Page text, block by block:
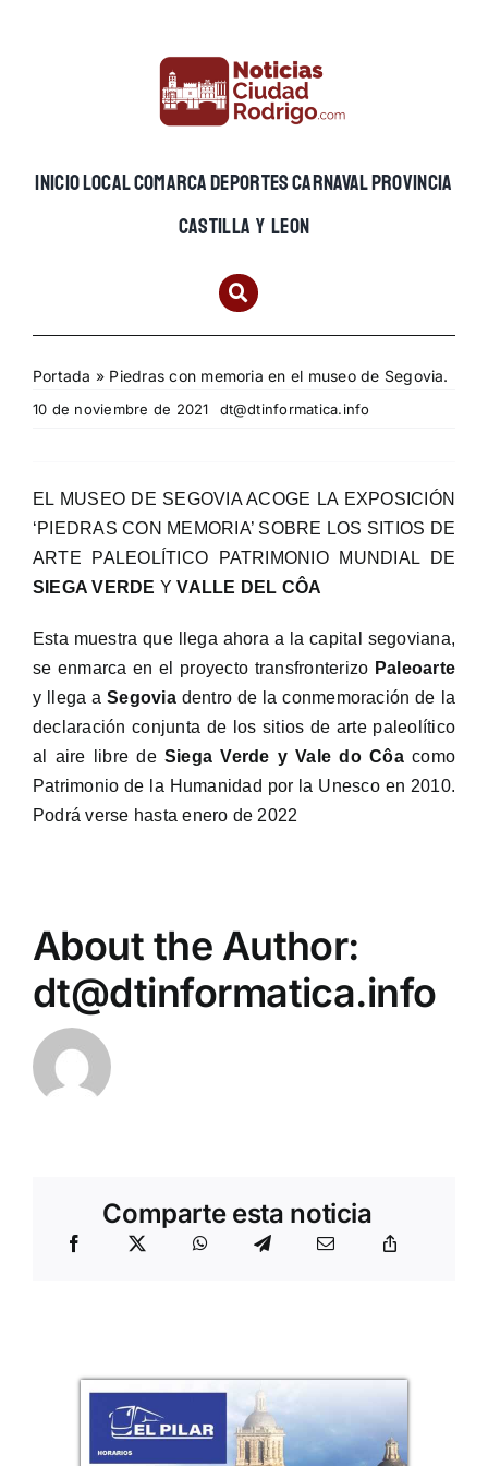
INICIOLOCALCOMARCADEPORTESCARNAVALPROVINCIA
CASTILLA Y LEON
Portada » Piedras con memoria en el museo de Segovia.
10 de noviembre de 2021 dt@dtinformatica.info
EL MUSEO DE SEGOVIA ACOGE LA EXPOSICIÓN
‘PIEDRAS CON MEMORIA’ SOBRE LOS SITIOS DE
ARTE PALEOLÍTICO PATRIMONIO MUNDIAL DE
SIEGA VERDE YVALLE DEL CÔA
Esta muestra que llega ahora a la capital segoviana,
se enmarca en el proyecto transfronterizo Paleoarte
y llega aSegoviadentro de la conmemoración de la
declaración conjunta de los sitios de arte paleolítico
al aire libre de Siega Verde y Vale do Côacomo
Patrimonio de la Humanidad por la Unesco en 2010.
Podrá verse hasta enero de 2022
About the Author:
dt@dtinformatica.info
Comparte esta noticia